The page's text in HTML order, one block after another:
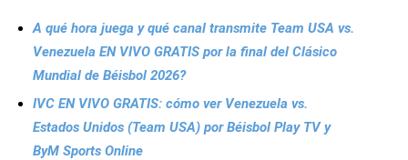
A qué hora juega y qué canal transmite Team USA vs.
Venezuela EN VIVO GRATIS por la final del Clásico
Mundial de Béisbol 2026?
IVC EN VIVO GRATIS: cómo ver Venezuela vs.
Estados Unidos (Team USA) por Béisbol Play TV y
ByM Sports Online